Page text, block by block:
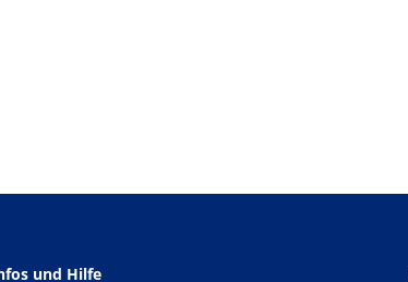
und Hilfe